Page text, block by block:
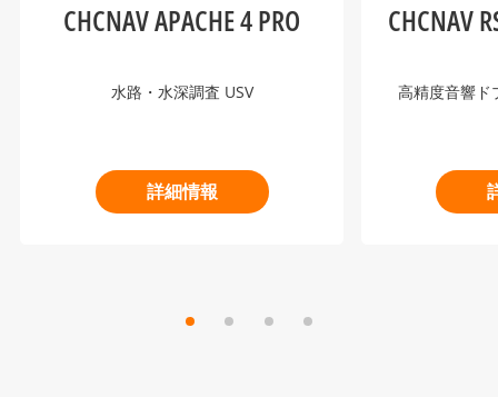
CHCNAV APACHE 4 PRO
水路・水深調査 USV
詳細情報
CHCNAV
高精度音響ド